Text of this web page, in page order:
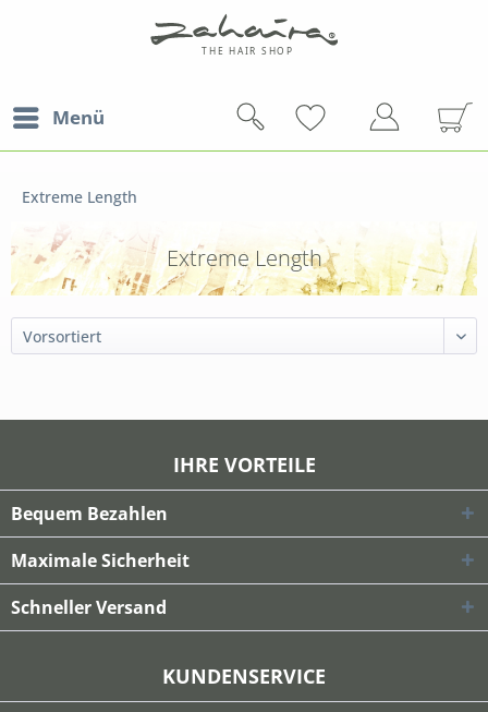
Menü
Extreme Length
Extreme Length
IHRE VORTEILE
Bequem Bezahlen
Maximale Sicherheit
Schneller Versand
KUNDENSERVICE